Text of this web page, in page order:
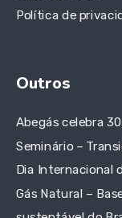
Política de
Outros
Abegás celebra
Seminário –
Dia Internacional
Gás Natural –